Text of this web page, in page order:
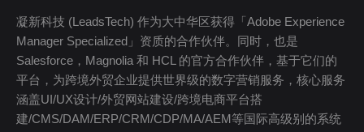
凝新科技 (LeadsTech) 作为大中华区获得「Adobe Experience
Manager Specialized」资质的合作伙伴。同时，也是
Salesforce，Magnolia 和 HCL 的官方合作伙伴，基于它们的
平台，为跨境外贸企业提供世界级的数字营销服务，核心服务
涵盖UI/UX设计/外贸网站建设/跨境电商平台搭
建/CMS/DAM/ERP/CRM/CDP/MA/AEM等国际高级别的系统